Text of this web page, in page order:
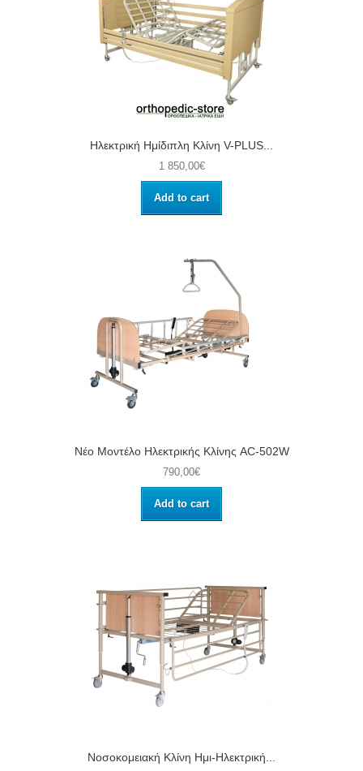
Ηλεκτρική Ημίδιπλη Κλίνη V-PLUS...
1 850,00€
Add to cart
Νέο Μοντέλο Ηλεκτρικής Κλίνης AC-502W
790,00€
Add to cart
Νοσοκομειακή Κλίνη Ημι-Ηλεκτρική...